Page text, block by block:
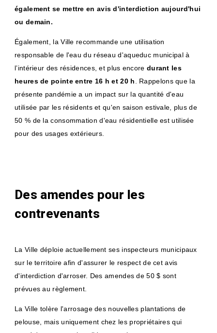
également se mettre en avis d'interdiction aujourd'hui
ou demain.
Également, la Ville recommande une utilisation
responsable de l'eau du réseau d'aqueduc municipal à
l’intérieur des résidences, et plus encore durant les
heures de pointe entre 16 h et 20 h . Rappelons que la
présente pandémie a un impact sur la quantité d'eau
utilisée par les résidents et qu'en saison estivale, plus de
50 % de la consommation d'eau résidentielle est utilisée
pour des usages extérieurs.
Des amendes pour les
contrevenants
La Ville déploie actuellement ses inspecteurs municipaux
sur le territoire afin d'assurer le respect de cet avis
d'interdiction d'arroser. Des amendes de 50 $ sont
prévues au règlement.
La Ville tolère l'arrosage des nouvelles plantations de
pelouse, mais uniquement chez les propriétaires qui